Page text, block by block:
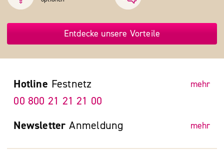
Entdecke unsere Vorteile
Hotline Festnetz mehr
00 800 21 21 21 00
Newsletter Anmeldung mehr